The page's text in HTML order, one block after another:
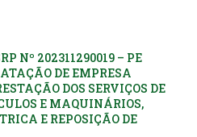
Nº 202311290019 – PE
DE EMPRESA
DOS SERVIÇOS DE
E MAQUINÁRIOS,
E REPOSIÇÃO DE